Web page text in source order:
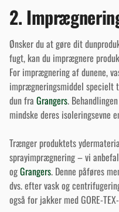
2.
Ønsker du at gøre dit
fugt, kan du imprægnere
For imprægnering af dunene,
imprægneringsmiddel
dun fra Grangers.
mindske deres isoleringsevne
Trænger produktets
sprayimprægnering – vi
ogGrangers. Denne påføres
dvs. efter vask og
også for jakker med GORE-